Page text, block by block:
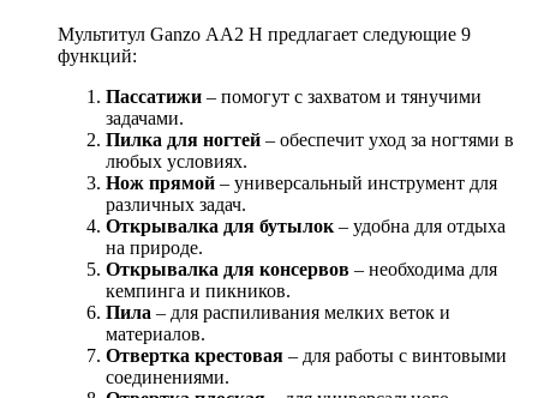
Мультитул Ganzo АА2 Н предлагает следующие 9
функций:
Пассатижи – помогут с захватом и тянучими
задачами.
Пилка для ногтей – обеспечит уход за ногтями в
любых условиях.
Нож прямой – универсальный инструмент для
различных задач.
Открывалка для бутылок – удобна для отдыха
на природе.
Открывалка для консервов – необходима для
кемпинга и пикников.
Пила – для распиливания мелких веток и
материалов.
Отвертка крестовая – для работы с винтовыми
соединениями.